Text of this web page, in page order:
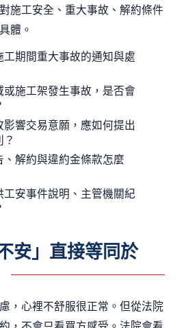
施工安全、重大事故、解約條件
體。
工期間重大事故的通知與處
或施工架發生事故，是否會
影響交易意願，應如何提出
、解約與違約金條款怎麼
工安事件說明、主管機關紀
安」直接等同於
，心裡不舒服很正常。但從法院